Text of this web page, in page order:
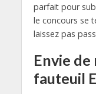
parfait pour
le concours se
laissez pas
Envie
fauteuil